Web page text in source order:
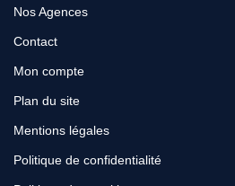
Nos Agences
Contact
Mon compte
Plan du site
Mentions légales
Politique de confidentialité